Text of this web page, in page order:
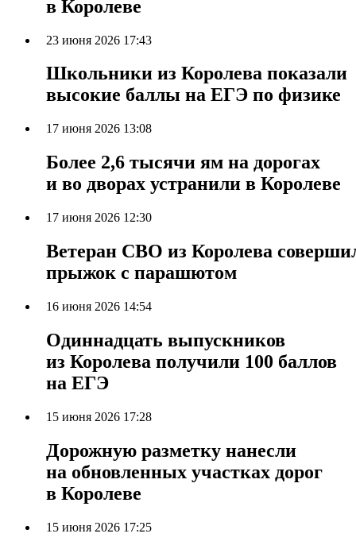
в Королеве
23 июня 2026 17:43
Школьники из Королева показали
высокие баллы на ЕГЭ по физике
17 июня 2026 13:08
Более 2,6 тысячи ям на дорогах
и во дворах устранили в Королеве
17 июня 2026 12:30
Ветеран СВО из Королева
прыжок с парашютом
16 июня 2026 14:54
Одиннадцать выпускников
из Королева получили 100 баллов
на ЕГЭ
15 июня 2026 17:28
Дорожную разметку нанесли
на обновленных участках дорог
в Королеве
15 июня 2026 17:25